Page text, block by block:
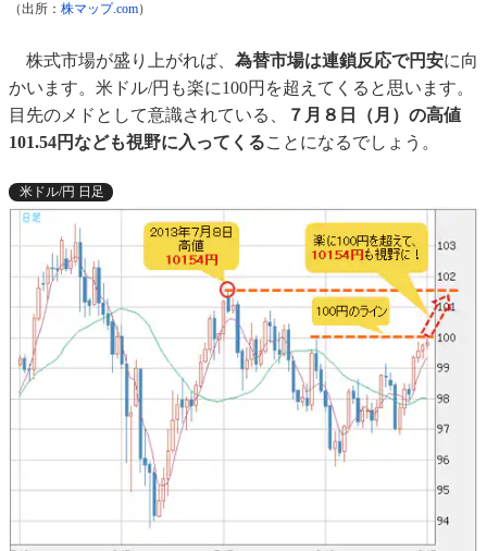
（出所： 株マップ.com）
株式市場が盛り上がれば、 為替市場は連鎖反応で円安に向
かいます。米ドル/円も楽に100円を超えてくると思います。
目先のメドとして意識されている、
７月８日（月）の高値
101.54円なども視野に入ってくることになるでしょう。
米ドル/円 日足